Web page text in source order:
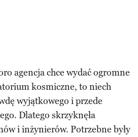
agencja chce wydać ogromne
kosmiczne, to niech
wyjątkowego i przede
Dlatego skrzyknęła
i inżynierów. Potrzebne były